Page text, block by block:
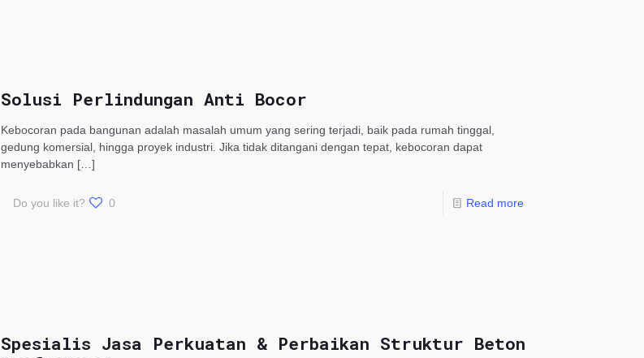
Solusi Perlindungan Anti Bocor
Kebocoran pada bangunan adalah masalah umum yang sering terjadi, baik pada rumah tinggal,
gedung komersial, hingga proyek industri. Jika tidak ditangani dengan tepat, kebocoran dapat
menyebabkan […]
Do you like it? 0 Read more
Spesialis Jasa Perkuatan & Perbaikan Struktur Beton